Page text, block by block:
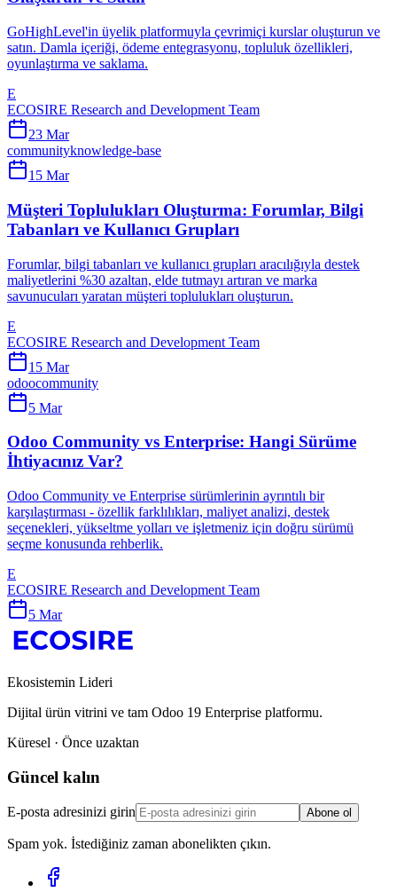
GoHighLevel'in üyelik platformuyla çevrimiçi kurslar oluşturun ve
satın. Damla içeriği, ödeme entegrasyonu, topluluk özellikleri,
oyunlaştırma ve saklama.
E
ECOSIRE Research and Development Team
23 Mar
communityknowledge-base
15 Mar
Müşteri Toplulukları Oluşturma: Forumlar, Bilgi
Tabanları ve Kullanıcı Grupları
Forumlar, bilgi tabanları ve kullanıcı grupları aracılığıyla destek
maliyetlerini %30 azaltan, elde tutmayı artıran ve marka
savunucuları yaratan müşteri toplulukları oluşturun.
E
ECOSIRE Research and Development Team
15 Mar
odoocommunity
5 Mar
Odoo Community vs Enterprise: Hangi Sürüme
İhtiyacınız Var?
Odoo Community ve Enterprise sürümlerinin ayrıntılı bir
karşılaştırması - özellik farklılıkları, maliyet analizi, destek
seçenekleri, yükseltme yolları ve işletmeniz için doğru sürümü
seçme konusunda rehberlik.
E
ECOSIRE Research and Development Team
5 Mar
Ekosistemin Lideri
Dijital ürün vitrini ve tam Odoo 19 Enterprise platformu.
Küresel · Önce uzaktan
Güncel kalın
E-posta adresinizi girin Abone ol
Spam yok. İstediğiniz zaman abonelikten çıkın.